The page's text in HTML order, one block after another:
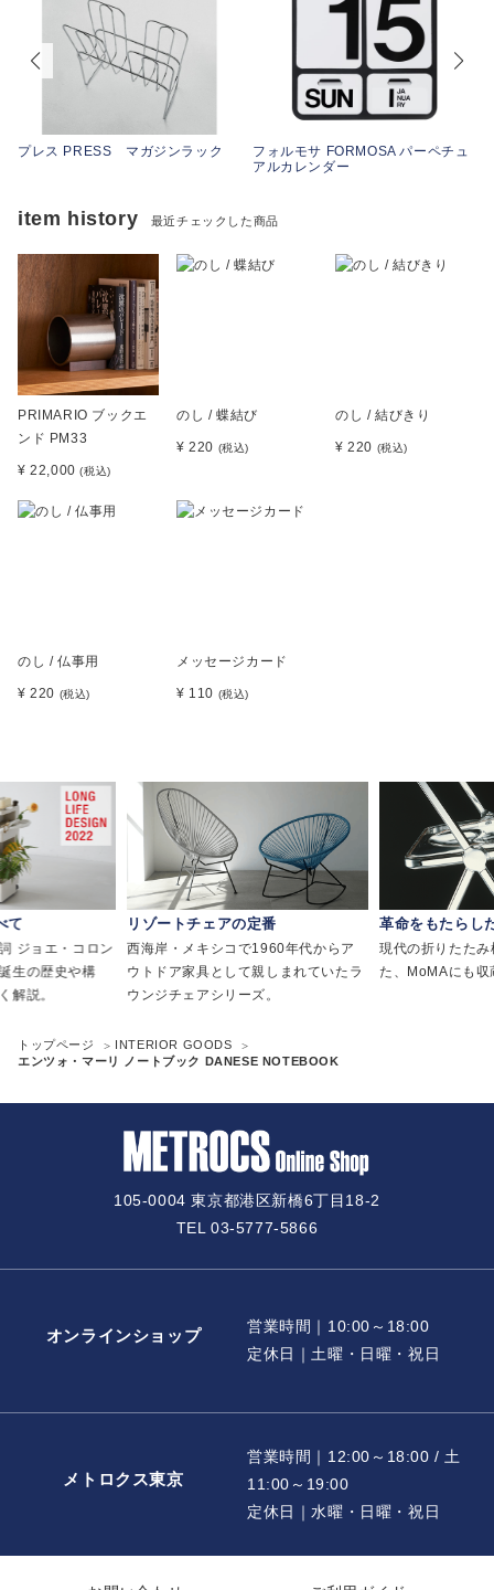
プレス PRESS マガジンラック
フォルモサ FORMOSA パーペチュ
アルカレンダー
item history 最近チェックした商品
PRIMARIO ブックエ
ンド PM33
¥ 22,000(税込)
のし / 蝶結び
¥ 220 (税込)
のし / 結びきり
¥ 220 (税込)
のし / 仏事用
¥ 220 (税込)
メッセージカード
¥ 110 (税込)
て
ジョエ・コロン
生の歴史や構
解説。
リゾートチェアの定番
西海岸・メキシコで1960年代からア
ウトドア家具として親しまれていたラ
ウンジチェアシリーズ。
革命をもたらし
現代の折りたた
た、MoMAにも収
トップページ
INTERIOR GOODS
エンツォ・マーリ ノートブック DANESE NOTEBOOK
105-0004 東京都港区新橋6丁目18-2
TEL 03-5777-5866
オンラインショップ
営業時間｜10:00～18:00
定休日｜土曜・日曜・祝日
メトロクス東京
営業時間｜12:00～18:00 / 土
11:00～19:00
定休日｜水曜・日曜・祝日